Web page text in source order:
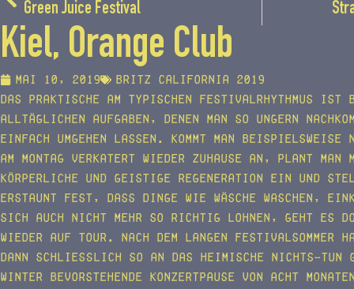
Green Juice Festival
Kiel, Orange Club
Mai 10, 2019
Britz California 2019
Das praktische am typischen Festivalrhythmus ist
alltäglichen Aufgaben, denen man so ungern
einfach umgehen lassen. Kommt man
am Montag verkatert wieder zuhause an, plant man
körperliche und geistige Regeneration ein und
erstaunt fest, dass Dinge wie Wäsche waschen,
sich auch nicht mehr so richtig lohnen, geht es
wieder auf Tour. Nach dem langen Festivalsommer
dann schließlich so an das heimische Nichts-Tun
Winter bevorstehende Konzertpause von acht